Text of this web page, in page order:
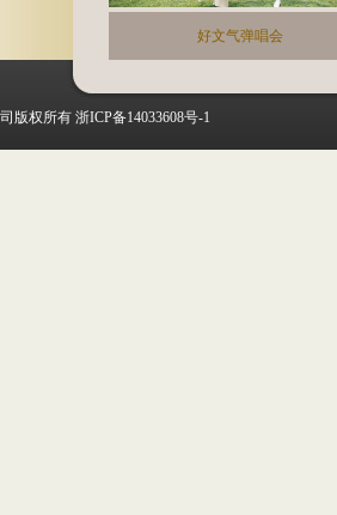
好文气弹唱会
版权所有 浙ICP备14033608号-1